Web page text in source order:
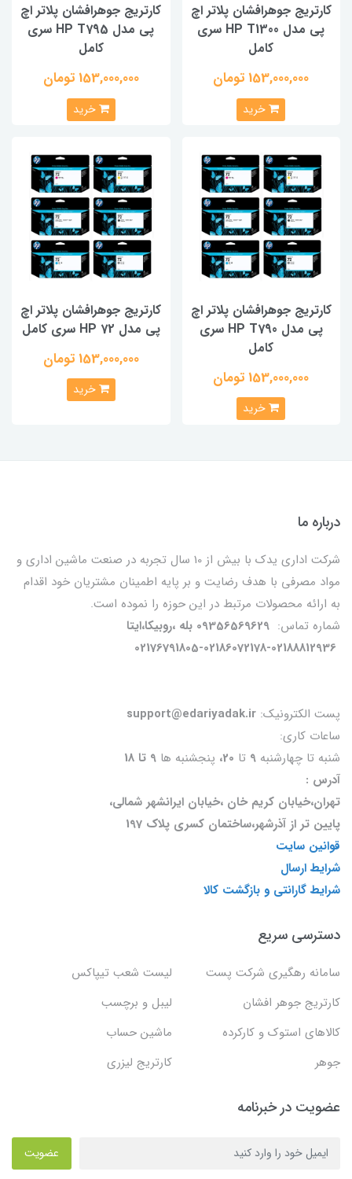
کارتریج جوهرافشان پلاتر اچ
پی مدل HP T1300 سری
کامل
153,000,000 تومان
خرید
کارتریج جوهرافشان پلاتر اچ
پی مدل HP T795 سری
کامل
153,000,000 تومان
خرید
کارتریج جوهرافشان پلاتر اچ
پی مدل HP T790 سری
کامل
153,000,000 تومان
خرید
کارتریج جوهرافشان پلاتر اچ
پی مدل HP 72 سری کامل
153,000,000 تومان
خرید
درباره ما
شرکت اداری یدک با بیش از 10 سال تجربه در صنعت ماشین اداری و
مواد مصرفی با هدف رضایت و بر پایه اطمینان مشتریان خود اقدام
به ارائه محصولات مرتبط در این حوزه را نموده است.
شماره تماس: 09356569629 بله ،روبیکا،ایتا
02176791805-02186072178-02188812936
پست الکترونیک:
ساعات کاری:
شنبه تا چهارشنبه 9 تا 20، پنجشنبه ها
آدرس :
تهران،خیابان کریم خان ،خیابان ایرانشهر شمالی،
پایین تر از آذرشهر،ساختمان کسری پلاک 197
قوانین سایت
شرایط ارسال
شرایط گارانتی و بازگشت کالا
دسترسی سریع
سامانه رهگیری شرکت پست
لیست شعب تیپاکس
کارتریج جوهر افشان
لیبل و برچسب
کالاهای استوک و کارکرده
ماشین حساب
جوهر
کارتریج لیزری
عضویت در خبرنامه
عضویت